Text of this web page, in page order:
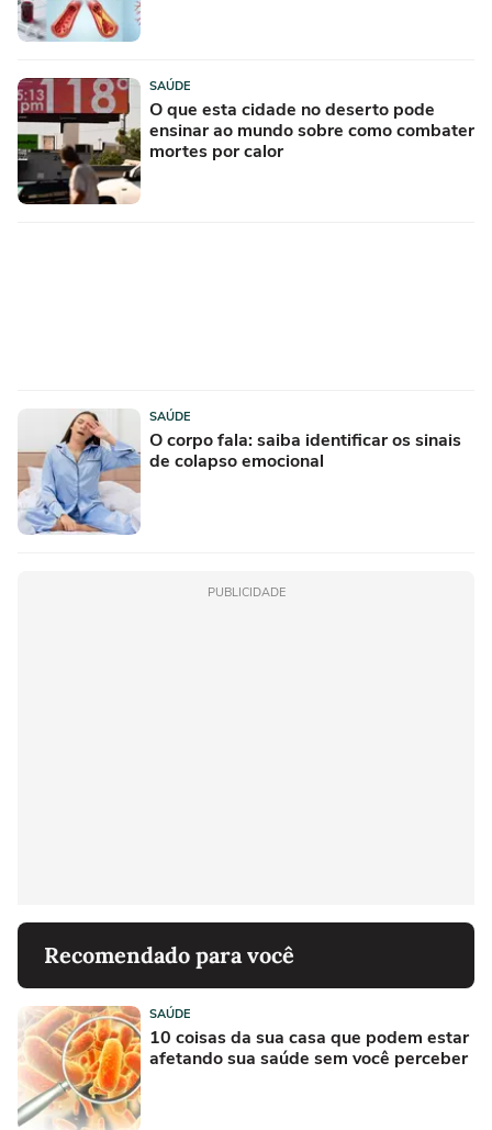
SAÚDE
O que esta cidade no deserto pode
ensinar ao mundo sobre como combater
mortes por calor
SAÚDE
O corpo fala: saiba identificar os sinais
de colapso emocional
PUBLICIDADE
Recomendado para você
SAÚDE
10 coisas da sua casa que podem estar
afetando sua saúde sem você perceber